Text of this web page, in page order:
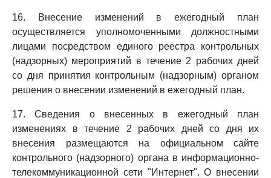
16. Внесение изменений в ежегодный план
осуществляется уполномоченными должностными
лицами посредством единого реестра контрольных
(надзорных) мероприятий в течение 2 рабочих дней
со дня принятия контрольным (надзорным) органом
решения о внесении изменений в ежегодный план.
17. Сведения о внесенных в ежегодный план
изменениях в течение 2 рабочих дней со дня их
внесения размещаются на официальном сайте
контрольного (надзорного) органа в информационно-
телекоммуникационной сети "Интернет". О внесении